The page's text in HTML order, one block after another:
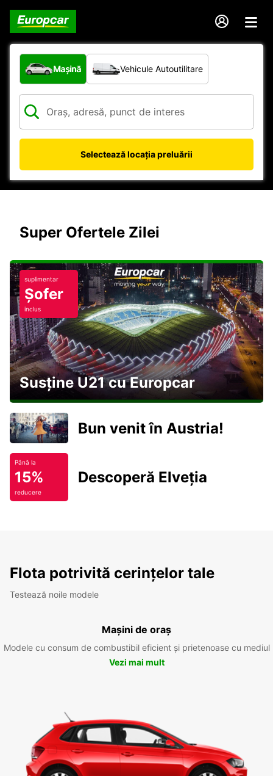
Ce tip de vehicul?
Mașină Vehicule Autoutilitare
Selectează locația preluării
Super Ofertele Zilei
suplimentar
Șofer
inclus
Susține U21 cu Europcar
Bun venit în Austria!
Până la
15%
reducere
Descoperă Elveția
Flota potrivită cerințelor tale
Testează noile modele
Mașini de oraș
Modele cu consum de combustibil eficient și prietenoase cu mediul
Vezi mai mult